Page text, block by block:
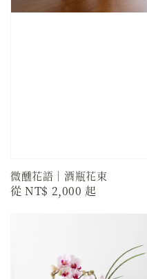
微醺花語｜酒瓶花束
Regular
從NT$ 2,000 起